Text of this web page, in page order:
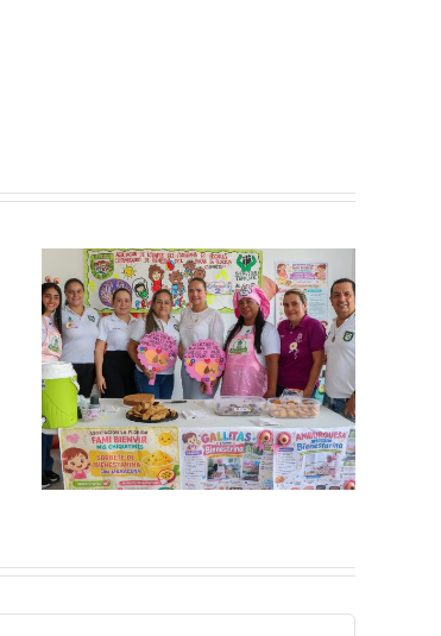
ESE Carmen Emilia
Ospina participa de los
Diálogos Sectoriales del
POT